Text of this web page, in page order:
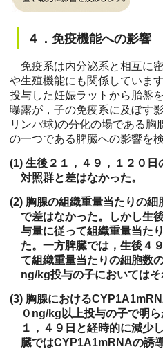
４．免疫機能への影響
免疫系は内分泌系と相互に
や生殖機能にも関係していま
投与した妊娠ラットから胎盤
曝露が，子の免疫系に及ぼす
リンパ球)の分化の場である胸
の一つである脾臓への影響を
(1) 生後２１，４９，１２０日
対照群と差はなかった。
(2) 胸腺の組織重量当たりの細
で差はなかった。しかし生
与量に従って組織重量当た
た。一方脾臓では，生後４
て組織重量当たりの細胞数
ng/kg投与の子においてはそ
(3) 胸腺における
０ng/kg以上投与の子で明
１，４９日と経時的に減少
臓ではCYP1A1mRNAの誘